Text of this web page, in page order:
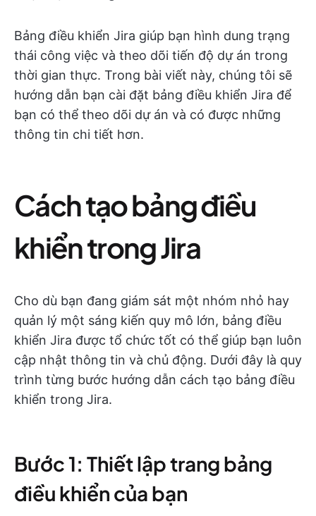
Bảng điều khiển Jira giúp bạn hình dung trạng
thái công việc và theo dõi tiến độ dự án trong
thời gian thực. Trong bài viết này, chúng tôi sẽ
hướng dẫn bạn cài đặt bảng điều khiển Jira để
bạn có thể theo dõi dự án và có được những
thông tin chi tiết hơn.
Cách tạo bảng điều
khiển trong Jira
Cho dù bạn đang giám sát một nhóm nhỏ hay
quản lý một sáng kiến quy mô lớn, bảng điều
khiển Jira được tổ chức tốt có thể giúp bạn luôn
cập nhật thông tin và chủ động. Dưới đây là quy
trình từng bước hướng dẫn cách tạo bảng điều
khiển trong Jira.
Bước 1: Thiết lập trang bảng
điều khiển của bạn